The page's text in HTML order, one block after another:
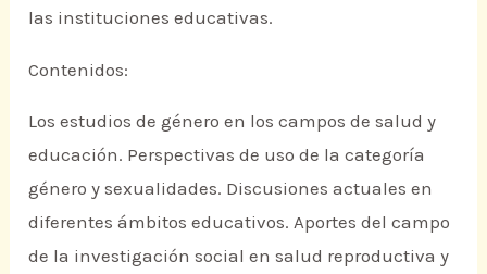
las instituciones educativas.
Contenidos:
Los estudios de género en los campos de salud y
educación. Perspectivas de uso de la categoría
género y sexualidades. Discusiones actuales en
diferentes ámbitos educativos. Aportes del campo
de la investigación social en salud reproductiva y